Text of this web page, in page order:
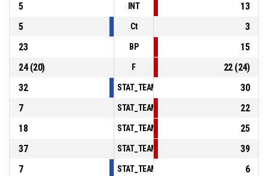
5
INT
13
5
Ct
3
23
BP
15
24(20) F 22(24)
32
30
7
22
18
25
37
39
7
6